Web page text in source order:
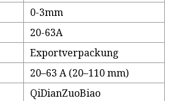
0-3mm
20-63A
Exportverpackung
20–63 A (20–110 mm)
QiDianZuoBiao